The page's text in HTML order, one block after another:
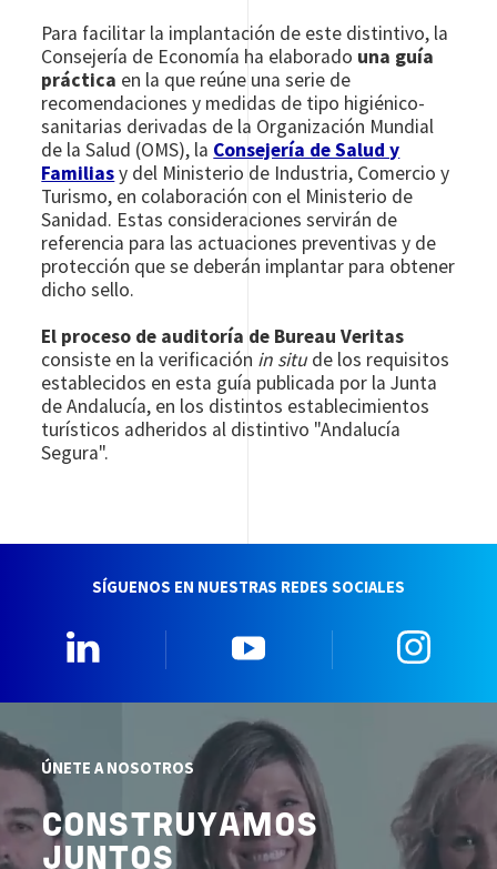
Para facilitar la implantación de este distintivo, la
Consejería de Economía ha elaborado una guía
práctica en la que reúne una serie de
recomendaciones y medidas de tipo higiénico-
sanitarias derivadas de la Organización Mundial
de la Salud (OMS), la Consejería de Salud y
Familiasy del Ministerio de Industria, Comercio y
Turismo, en colaboración con el Ministerio de
Sanidad. Estas consideraciones servirán de
referencia para las actuaciones preventivas y de
protección que se deberán implantar para obtener
dicho sello.
El proceso de auditoría de Bureau Veritas
consiste en la verificación in situ de los requisitos
establecidos en esta guía publicada por la Junta
de Andalucía, en los distintos establecimientos
turísticos adheridos al distintivo "Andalucía
Segura".
SÍGUENOS EN NUESTRAS REDES SOCIALES
ÚNETE A NOSOTROS
CONSTRUYAMOS
JUNTOS